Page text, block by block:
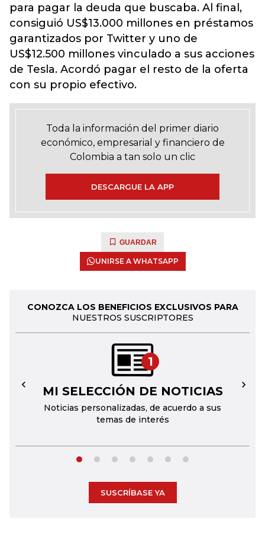
para pagar la deuda que buscaba. Al final,
consiguió US$13.000 millones en préstamos
garantizados por Twitter y uno de
US$12.500 millones vinculado a sus acciones
de Tesla. Acordó pagar el resto de la oferta
con su propio efectivo.
Toda la información del primer diario
económico, empresarial y financiero de
Colombia a tan solo un clic
DESCARGUE LA APP
GUARDAR
UNIRSE A WHATSAPP
CONOZCA LOS BENEFICIOS EXCLUSIVOS PARA
NUESTROS SUSCRIPTORES
1
MI SELECCIÓN DE NOTICIAS
Noticias personalizadas, de acuerdo a sus
temas de interés
← →
SUSCRÍBASE YA